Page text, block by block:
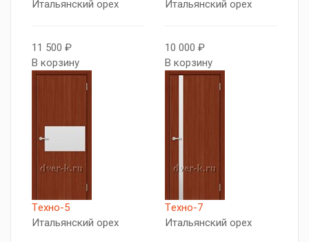
Итальянский орех
11 500 ₽
В корзину
Итальянский орех
10 000 ₽
В корзину
Tехно-5
Итальянский орех
Tехно-7
Итальянский орех